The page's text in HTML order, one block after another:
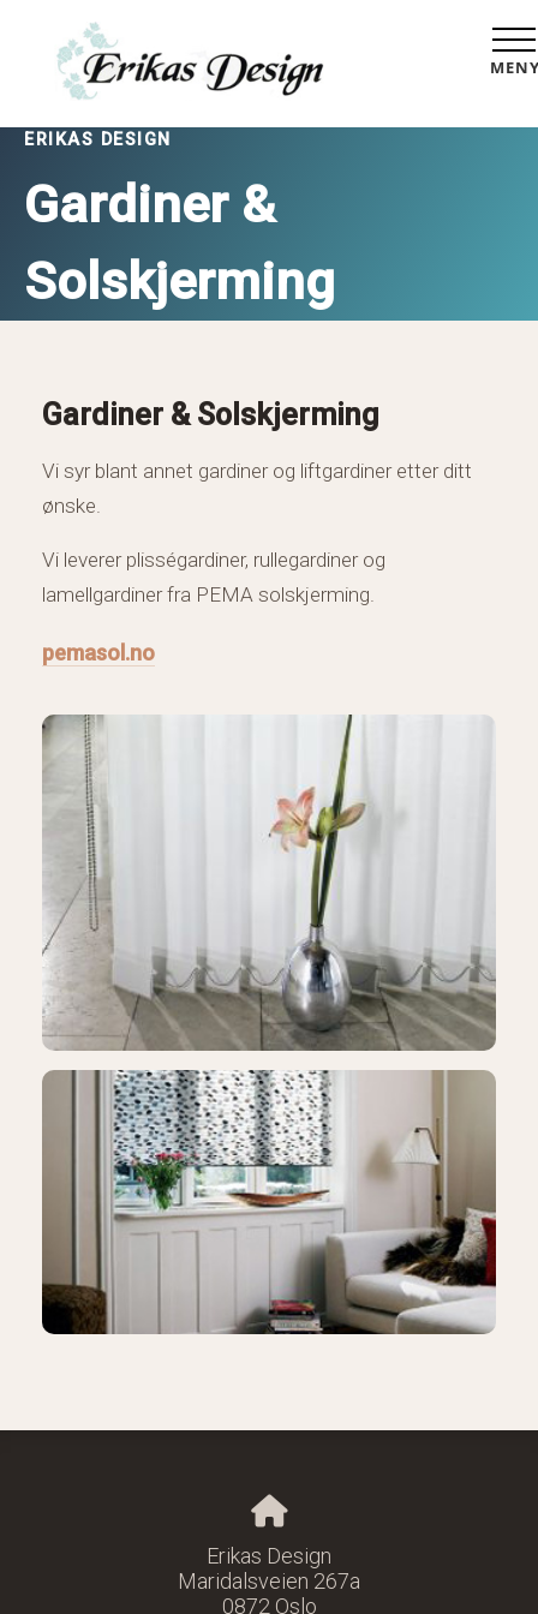
ERIKAS DESIGN
Gardiner &
Solskjerming
Gardiner & Solskjerming
Vi syr blant annet gardiner og liftgardiner etter ditt
ønske.
Vi leverer plisségardiner, rullegardiner og
lamellgardiner fra PEMA solskjerming.
pemasol.no
Erikas Design
Maridalsveien 267a
0872 Oslo